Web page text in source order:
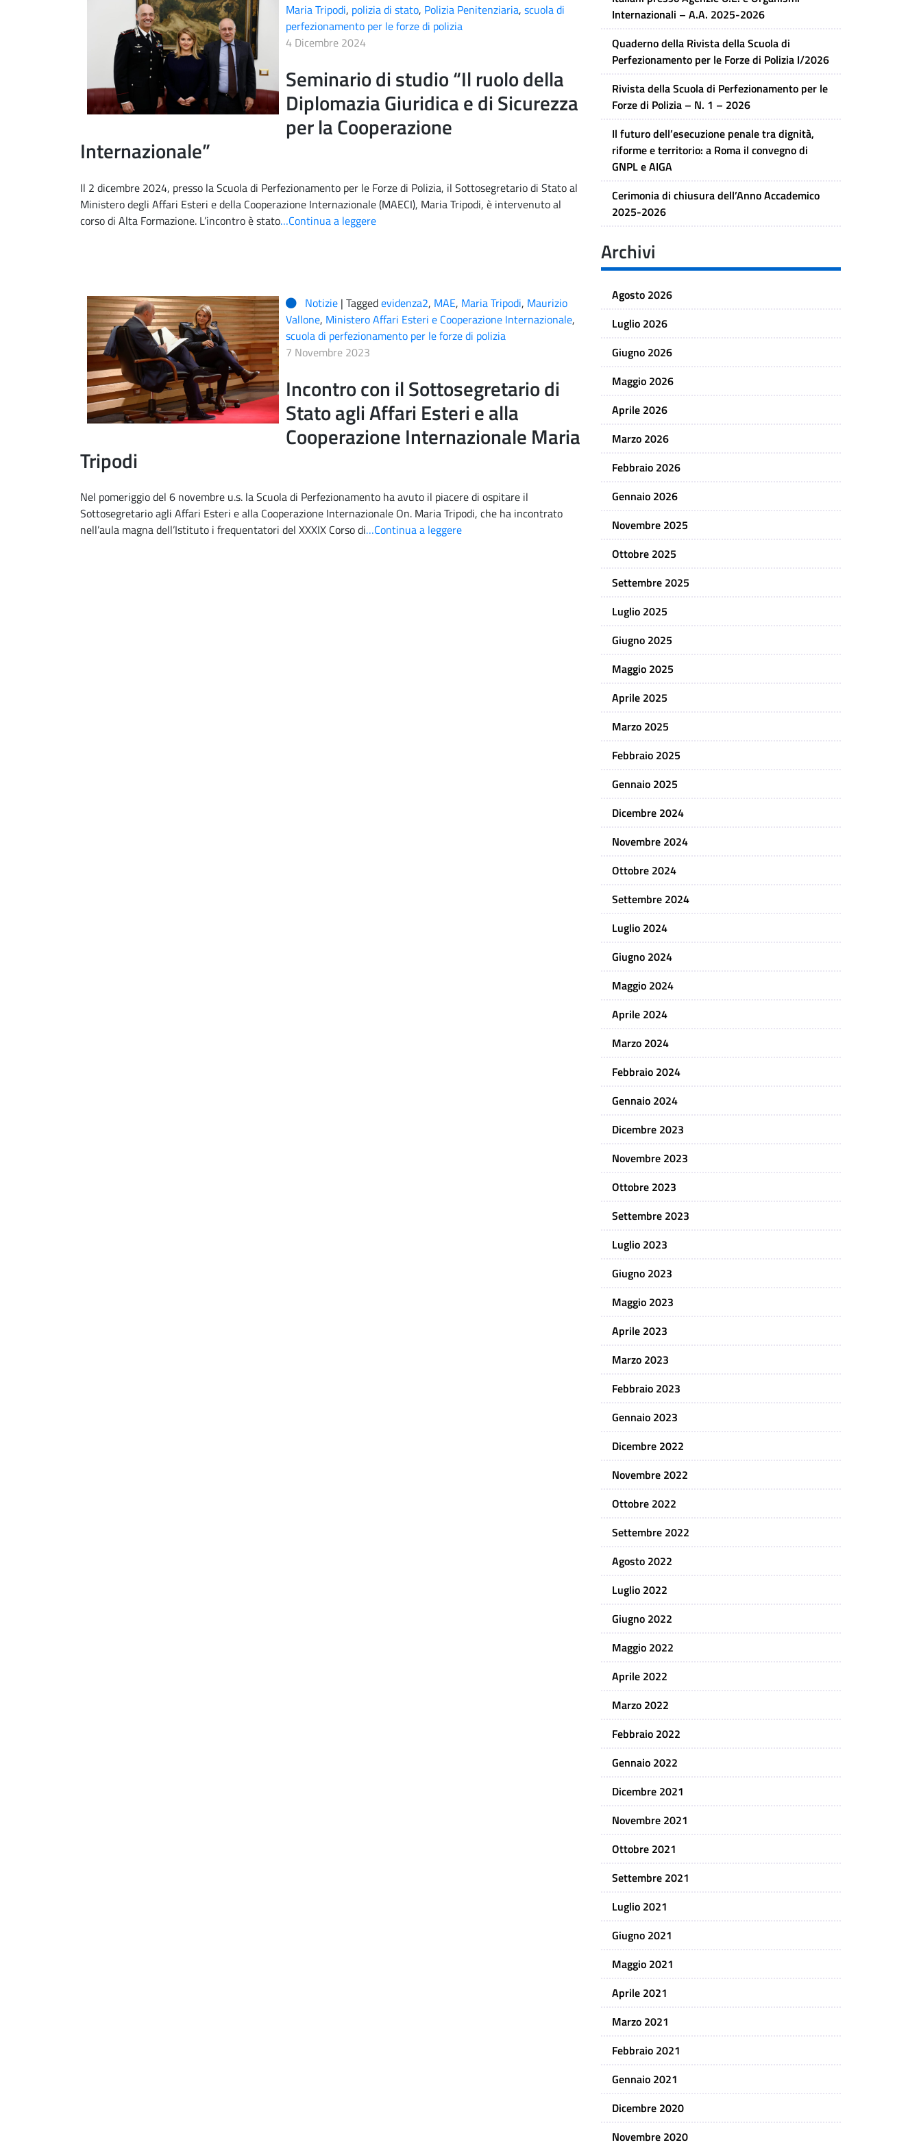
Maria Tripodi, polizia di stato, Polizia Penitenziaria, scuola di
perfezionamento per le forze di polizia
4 Dicembre 2024
Seminario di studio “Il ruolo della
Diplomazia Giuridica e di Sicurezza
per la Cooperazione
Internazionale”
Il 2 dicembre 2024, presso la Scuola di Perfezionamento per le Forze di Polizia, il Sottosegretario di Stato al
Ministero degli Affari Esteri e della Cooperazione Internazionale (MAECI), Maria Tripodi, è intervenuto al
corso di Alta Formazione. L’incontro è stato…Continua a leggere
Notizie | Taggedevidenza2, MAE, Maria Tripodi, Maurizio
Vallone, Ministero Affari Esteri e Cooperazione Internazionale,
scuola di perfezionamento per le forze di polizia
7 Novembre 2023
Incontro con il Sottosegretario di
Stato agli Affari Esteri e alla
Cooperazione Internazionale Maria
Tripodi
Nel pomeriggio del 6 novembre u.s. la Scuola di Perfezionamento ha avuto il piacere di ospitare il
Sottosegretario agli Affari Esteri e alla Cooperazione Internazionale On. Maria Tripodi, che ha incontrato
nell’aula magna dell’Istituto i frequentatori del XXXIX Corso di…Continua a leggere
Internazionali – A.A. 2025-2026
Quaderno della Rivista della Scuola di
Perfezionamento per le Forze di Polizia I/2026
Rivista della Scuola di Perfezionamento per le
Forze di Polizia – N. 1 – 2026
Il futuro dell’esecuzione penale tra dignità,
riforme e territorio: a Roma il convegno di
GNPL e AIGA
Cerimonia di chiusura dell’Anno Accademico
2025-2026
Archivi
Agosto 2026
Luglio 2026
Giugno 2026
Maggio 2026
Aprile 2026
Marzo 2026
Febbraio 2026
Gennaio 2026
Novembre 2025
Ottobre 2025
Settembre 2025
Luglio 2025
Giugno 2025
Maggio 2025
Aprile 2025
Marzo 2025
Febbraio 2025
Gennaio 2025
Dicembre 2024
Novembre 2024
Ottobre 2024
Settembre 2024
Luglio 2024
Giugno 2024
Maggio 2024
Aprile 2024
Marzo 2024
Febbraio 2024
Gennaio 2024
Dicembre 2023
Novembre 2023
Ottobre 2023
Settembre 2023
Luglio 2023
Giugno 2023
Maggio 2023
Aprile 2023
Marzo 2023
Febbraio 2023
Gennaio 2023
Dicembre 2022
Novembre 2022
Ottobre 2022
Settembre 2022
Agosto 2022
Luglio 2022
Giugno 2022
Maggio 2022
Aprile 2022
Marzo 2022
Febbraio 2022
Gennaio 2022
Dicembre 2021
Novembre 2021
Ottobre 2021
Settembre 2021
Luglio 2021
Giugno 2021
Maggio 2021
Aprile 2021
Marzo 2021
Febbraio 2021
Gennaio 2021
Dicembre 2020
Novembre 2020